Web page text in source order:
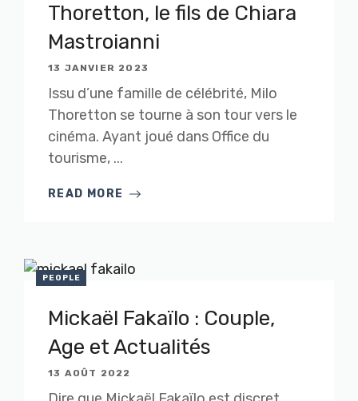
Thoretton, le fils de Chiara
Mastroianni
13 JANVIER 2023
Issu d’une famille de célébrité, Milo
Thoretton se tourne à son tour vers le
cinéma. Ayant joué dans Office du
tourisme, ...
READ MORE
PEOPLE
Mickaël Fakaïlo : Couple,
Age et Actualités
13 AOÛT 2022